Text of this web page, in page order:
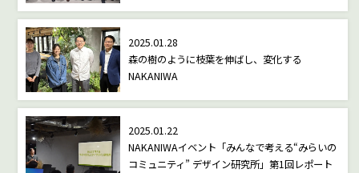
2025.01.28
森の樹のように枝葉を伸ばし、変化する
NAKANIWA
2025.01.22
NAKANIWAイベント「みんなで考える“みらいの
コミュニティ” デザイン研究所」第1回レポート